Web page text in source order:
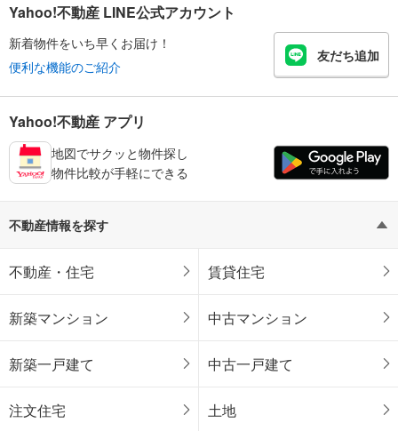
Yahoo!不動産 LINE公式アカウント
新着物件をいち早くお届け！
便利な機能のご紹介
友だち追加
Yahoo!不動産 アプリ
地図でサクッと物件探し
物件比較が手軽にできる
不動産情報を探す
不動産・住宅 賃貸住宅
新築マンション 中古マンション
新築一戸建て 中古一戸建て
注文住宅 土地